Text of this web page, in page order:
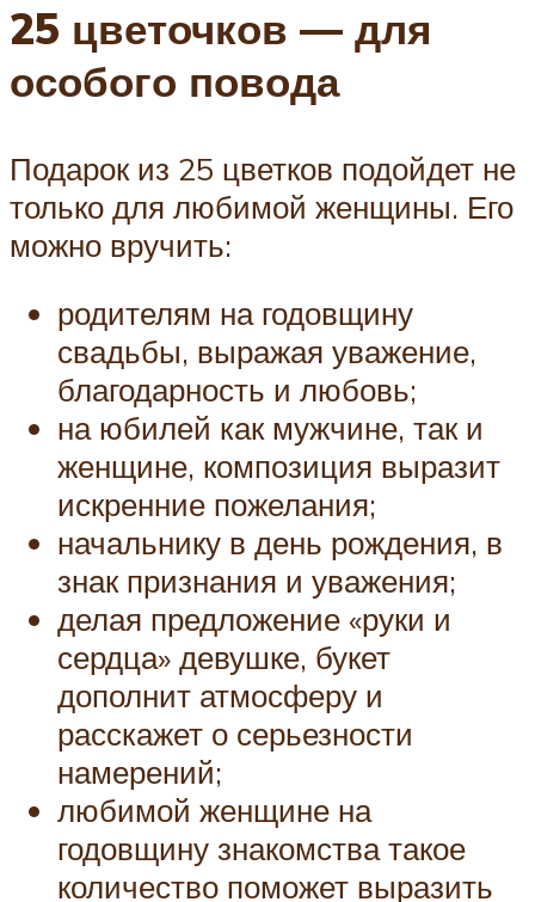
25 цветочков — для
особого повода
Подарок из 25 цветков подойдет не
только для любимой женщины. Его
можно вручить:
родителям на годовщину
свадьбы, выражая уважение,
благодарность и любовь;
на юбилей как мужчине, так и
женщине, композиция выразит
искренние пожелания;
начальнику в день рождения, в
знак признания и уважения;
делая предложение «руки и
сердца» девушке, букет
дополнит атмосферу и
расскажет о серьезности
намерений;
любимой женщине на
годовщину знакомства такое
количество поможет выразить